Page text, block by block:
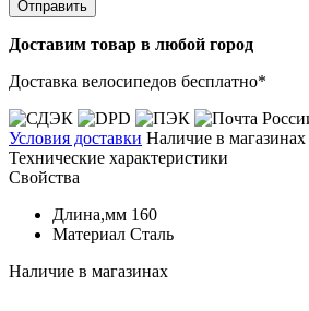
Отправить
Доставим товар в любой город
Доставка велосипедов бесплатно*
Условия доставки Наличие в магазинах
Технические характеристики
Свойства
Длина,мм 160
Материал Сталь
Наличие в магазинах